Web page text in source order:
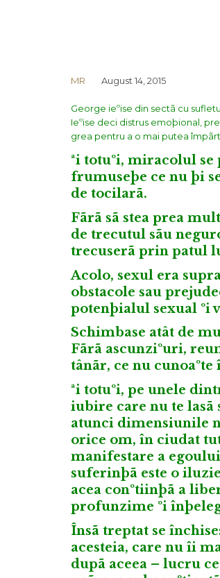
MR August 14, 2015
George ieºise din sectã cu
Ieºise deci distrus emoþional,
grea pentru a o mai putea
ªi totuºi, miracolul se
frumuseþe ce nu þi
de tocilarã.
Fãrã sã stea prea
de trecutul sãu
trecuserã prin patul
Acolo, sexul era
obstacole sau
potenþialul sexual ºi
Schimbase atât de
Fãrã ascunziºuri,
tânãr, ce nu
ªi totuºi, pe unele
iubire care nu te lasã
atunci dimensiunile
orice om, în ciudat
manifestare a
suferinþã este o
acea conºtiinþã a
profunzime ºi
Însã treptat se
acesteia, care nu îi
dupã aceea – lucru